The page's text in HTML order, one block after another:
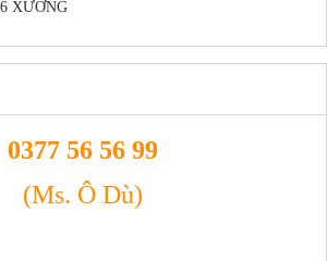
XƯƠNG
0377 56 56 99
(Ms. Ô Dù)